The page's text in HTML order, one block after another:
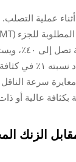
عملية التصلب.
الترتيب على الرفوف
أو رفع درجة حرارة الفرن
عالية أو
الزنك